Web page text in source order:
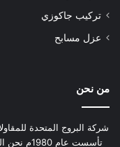
تركيب جاكوزي
عزل مسابح
من نحن
شركة البروج المتحدة
تأسست